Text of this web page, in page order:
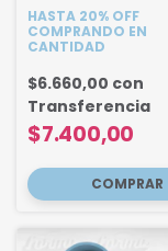
HASTA 20% OFF
COMPRANDO EN
CANTIDAD
$7.400,00
$6.660,00 con
Transferencia